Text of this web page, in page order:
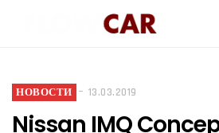
НОВОСТИ 13.03.2019
Nissan IMQ